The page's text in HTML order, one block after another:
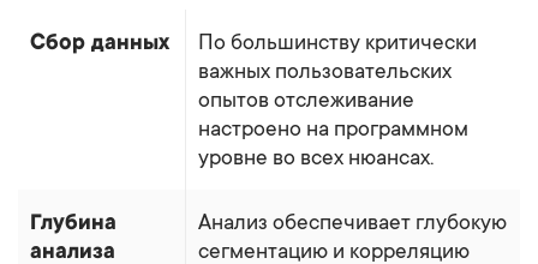
Сбор данных
По большинству критически
важных пользовательских
опытов отслеживание
настроено на программном
уровне во всех нюансах.
Глубина
анализа
Анализ обеспечивает глубокую
сегментацию и корреляцию